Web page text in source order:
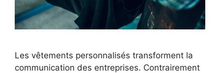
Les vêtements personnalisés transforment la
communication des entreprises. Contrairement